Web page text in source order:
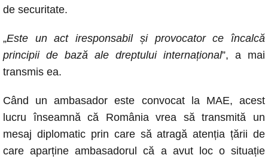
de securitate.
„Este un act iresponsabil și provocator ce încalcă
principii de bază ale dreptului internațional”, a mai
transmis ea.
Când un ambasador este convocat la MAE, acest
lucru înseamnă că România vrea să transmită un
mesaj diplomatic prin care să atragă atenția țării de
care aparține ambasadorul că a avut loc o situație